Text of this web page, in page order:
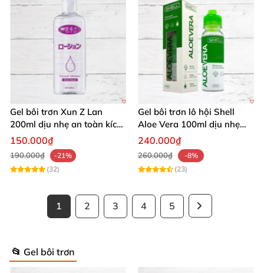
Gel bôi trơn Xun Z Lan
200ml dịu nhẹ an toàn kích
thích sảng khoái
150.000₫
190.000₫
-21%
(32)
Gel bôi trơn lô hội Shell
Aloe Vera 100ml dịu nhẹ
tăng khoái cảm
240.000₫
260.000₫
-8%
(23)
1 2 3 4 5
📂 Gel bôi trơn